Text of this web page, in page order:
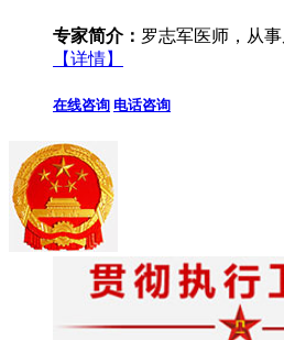
专家简介： 罗志军医师，从
【详情】
在线咨询 电话咨询